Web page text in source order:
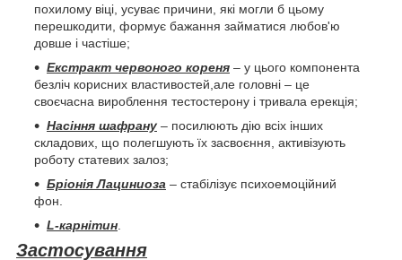
похилому віці, усуває причини, які могли б цьому
перешкодити, формує бажання займатися любов'ю
довше і частіше;
Екстракт червоного кореня – у цього компонента
безліч корисних властивостей,але головні – це
своєчасна вироблення тестостерону і тривала ерекція;
Насіння шафрану – посилюють дію всіх інших
складових, що полегшують їх засвоєння, активізують
роботу статевих залоз;
Бріонія Лациниоза – стабілізує психоемоційний
фон.
L-карнітин
Застосування